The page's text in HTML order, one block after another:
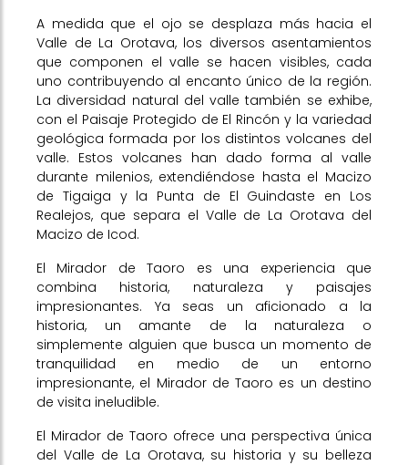
A medida que el ojo se desplaza más hacia el
Valle de La Orotava, los diversos asentamientos
que componen el valle se hacen visibles, cada
uno contribuyendo al encanto único de la región.
La diversidad natural del valle también se exhibe,
con el Paisaje Protegido de El Rincón y la variedad
geológica formada por los distintos volcanes del
valle. Estos volcanes han dado forma al valle
durante milenios, extendiéndose hasta el Macizo
de Tigaiga y la Punta de El Guindaste en Los
Realejos, que separa el Valle de La Orotava del
Macizo de Icod.
El Mirador de Taoro es una experiencia que
combina historia, naturaleza y paisajes
impresionantes. Ya seas un aficionado a la
historia, un amante de la naturaleza o
simplemente alguien que busca un momento de
tranquilidad en medio de un entorno
impresionante, el Mirador de Taoro es un destino
de visita ineludible.
El Mirador de Taoro ofrece una perspectiva única
del Valle de La Orotava, su historia y su belleza